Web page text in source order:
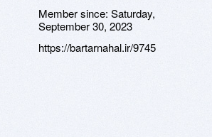
Member since: Saturday,
September 30, 2023
https://bartarnahal.ir/9745